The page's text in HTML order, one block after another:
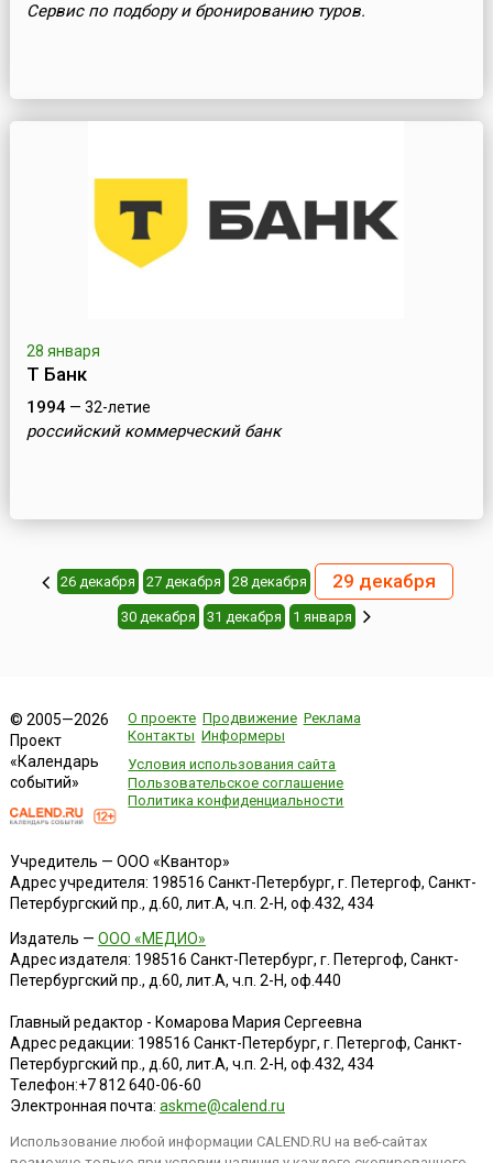
Сервис по подбору и бронированию туров.
28 января
Т Банк
1994— 32-летие
российский коммерческий банк
26 декабря 27 декабря 28 декабря 29 декабря
30 декабря 31 декабря 1 января
© 2005—2026
Проект
«Календарь
событий»
О проекте Продвижение Реклама
Контакты Информеры
Условия использования сайта
Пользовательское соглашение
Политика конфиденциальности
Учредитель — ООО «Квантор»
Адрес учредителя: 198516 Санкт-Петербург, г. Петергоф, Санкт-
Петербургский пр., д.60, лит.А, ч.п. 2-Н, оф.432, 434
Издатель — ООО «МЕДИО»
Адрес издателя: 198516 Санкт-Петербург, г. Петергоф, Санкт-
Петербургский пр., д.60, лит.А, ч.п. 2-Н, оф.440
Главный редактор - Комарова Мария Сергеевна
Адрес редакции: 198516 Санкт-Петербург, г. Петергоф, Санкт-
Петербургский пр., д.60, лит.А, ч.п. 2-Н, оф.432, 434
Телефон:+7 812 640-06-60
Электронная почта: askme@calend.ru
Использование любой информации CALEND.RU на веб-сайтах